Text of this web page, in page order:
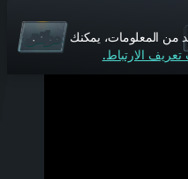
من المعلومات، يمكنك
الارتباط.
موافق